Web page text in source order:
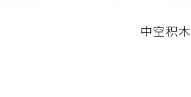
中空积木